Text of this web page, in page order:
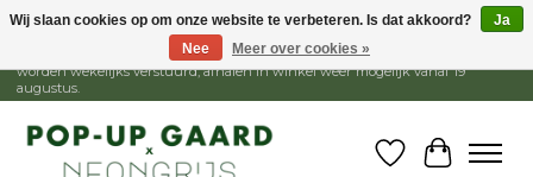
1 - 15 augustus is de winkel gesloten, webshop blijft open. Bestellingen
worden wekelijks verstuurd, afhalen in winkel weer mogelijk vanaf 19
augustus.
Verlanglijst
Wij slaan cookies op om onze website te verbeteren. Is dat akkoord?
Ja
Nee
Meer over cookies »